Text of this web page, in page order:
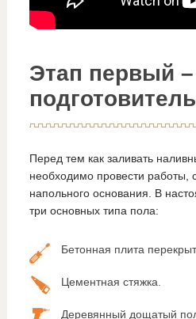
Этап первый –
Перед тем как заливать
необходимо провести работы,
напольного основания. В
три основных типа пола:
Бетонная плита
Цементная стяжка.
Деревянный дощатый